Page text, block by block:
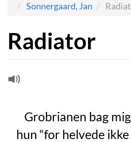
Sonnergaard, Jan
Radiator
Grobrianen bag
hun “for helvede